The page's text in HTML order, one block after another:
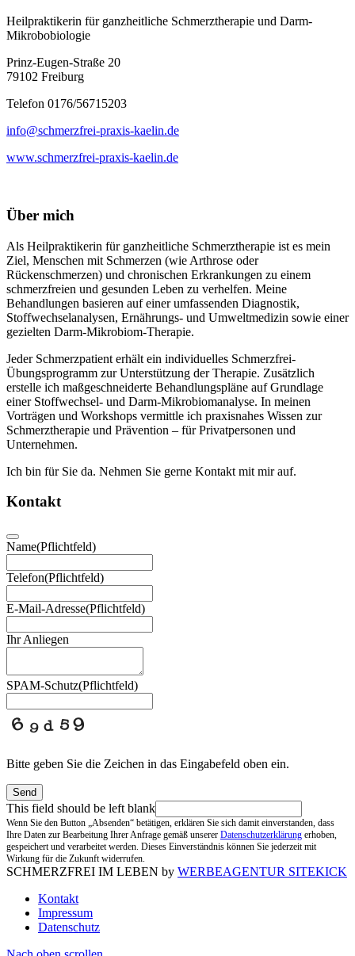
Heilpraktikerin für ganzheitliche Schmerztherapie und Darm-
Mikrobobiologie
Prinz-Eugen-Straße 20
79102 Freiburg
Telefon 0176/56715203
info@schmerzfrei-praxis-kaelin.de
www.schmerzfrei-praxis-kaelin.de
Über mich
Als Heilpraktikerin für ganzheitliche Schmerztherapie ist es mein
Ziel, Menschen mit Schmerzen (wie Arthrose oder
Rückenschmerzen) und chronischen Erkrankungen zu einem
schmerzfreien und gesunden Leben zu verhelfen. Meine
Behandlungen basieren auf einer umfassenden Diagnostik,
Stoffwechselanalysen, Ernährungs- und Umweltmedizin sowie einer
gezielten Darm-Mikrobiom-Therapie.
Jeder Schmerzpatient erhält ein individuelles Schmerzfrei-
Übungsprogramm zur Unterstützung der Therapie. Zusätzlich
erstelle ich maßgeschneiderte Behandlungspläne auf Grundlage
einer Stoffwechsel- und Darm-Mikrobiomanalyse. In meinen
Vorträgen und Workshops vermittle ich praxisnahes Wissen zur
Schmerztherapie und Prävention – für Privatpersonen und
Unternehmen.
Ich bin für Sie da. Nehmen Sie gerne Kontakt mit mir auf.
Kontakt
Name(Pflichtfeld)
Telefon(Pflichtfeld)
E-Mail-Adresse(Pflichtfeld)
Ihr Anliegen
SPAM-Schutz(Pflichtfeld)
Bitte geben Sie die Zeichen in das Eingabefeld oben ein.
Send
This field should be left blank
Wenn Sie den Button „Absenden“ betätigen, erklären Sie sich damit einverstanden, dass
Ihre Daten zur Bearbeitung Ihrer Anfrage gemäß unserer Datenschutzerklärung erhoben,
gespeichert und verarbeitet werden. Dieses Einverständnis können Sie jederzeit mit
Wirkung für die Zukunft widerrufen.
SCHMERZFREI IM LEBEN by WERBEAGENTUR SITEKICK
Kontakt
Impressum
Datenschutz